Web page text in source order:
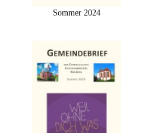
Sommer 2024